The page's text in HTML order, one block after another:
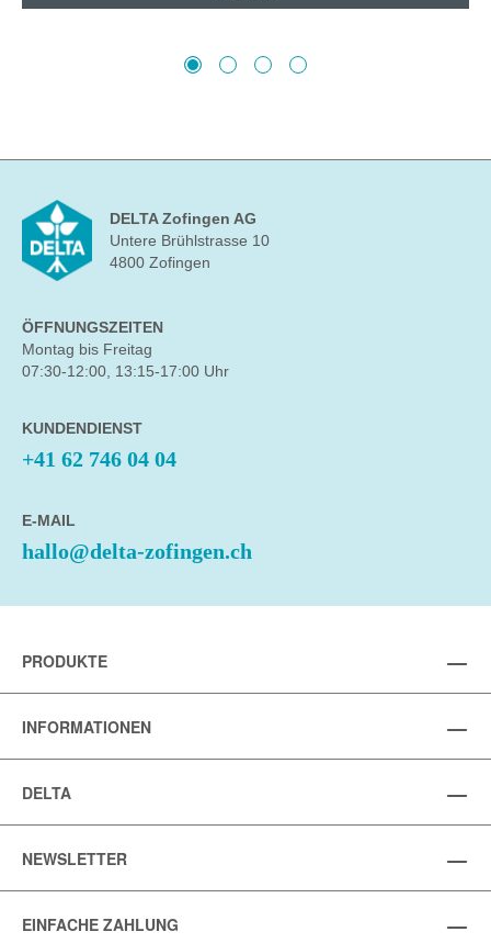
DELTA Zofingen AG
Untere Brühlstrasse 10
4800 Zofingen
ÖFFNUNGSZEITEN
Montag bis Freitag
07:30-12:00, 13:15-17:00 Uhr
KUNDENDIENST
+41 62 746 04 04
E-MAIL
hallo@delta-zofingen.ch
PRODUKTE
INFORMATIONEN
DELTA
NEWSLETTER
EINFACHE ZAHLUNG